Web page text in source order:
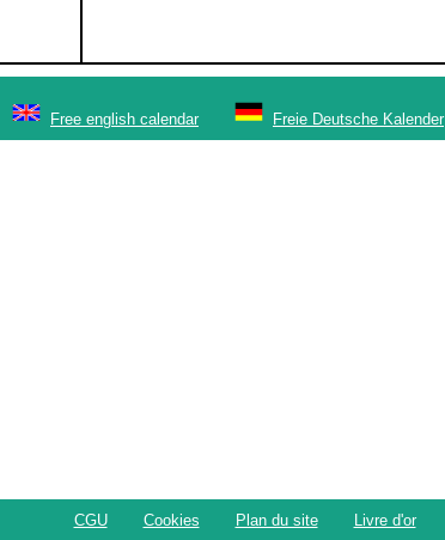
Free english calendar Freie Deutsche Kalender
CGU Cookies Plan du site Livre d'or